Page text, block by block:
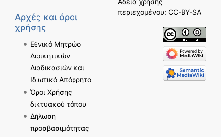
Αρχές και όροι
χρήσης
Εθνικό Μητρώο
Διοικητικών
Διαδικασιών και
Ιδιωτικό Απόρρητο
Όροι Χρήσης
δικτυακού τόπου
Δήλωση
προσβασιμότητας
περιεχομένου: CC-BY-SA